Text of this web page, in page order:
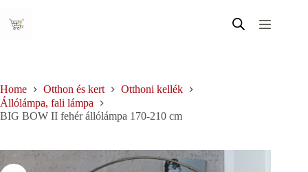
content
Home Otthon és kert
Otthoni kellék
Állólámpa, fali lámpa
BIG BOW II fehér állólámpa 170-210 cm